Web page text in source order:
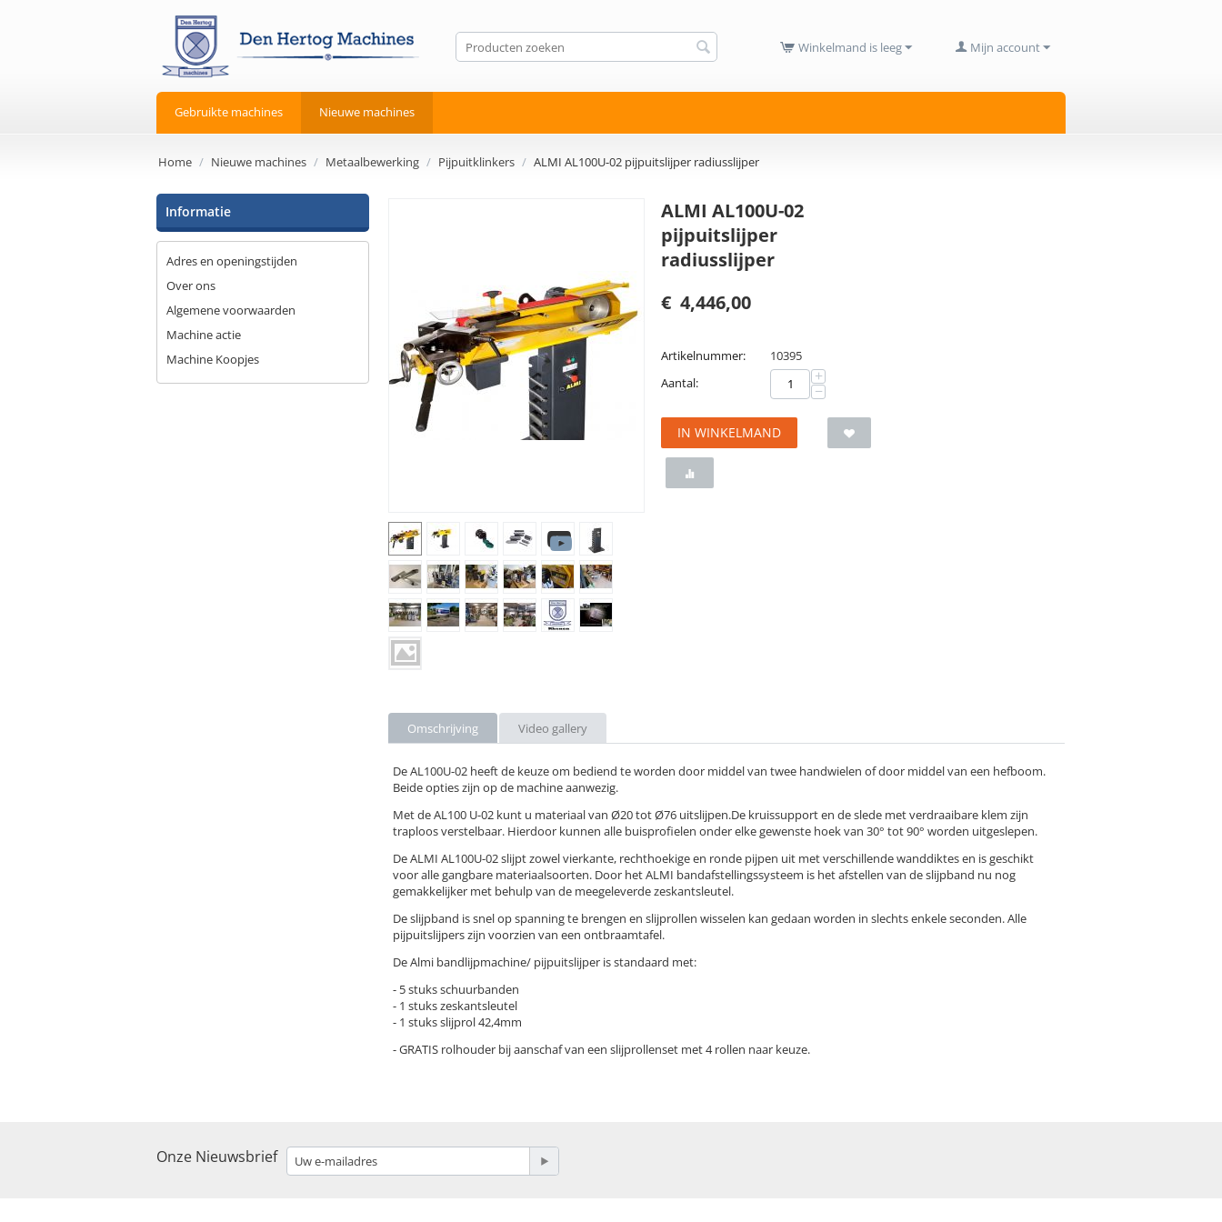
Mijn account
Winkelmand is leeg
Gebruikte machines Nieuwe machines
Home / Nieuwe machines / Metaalbewerking / Pijpuitklinkers / ALMI AL100U-02 pijpuitslijper radiusslijper
Informatie
Adres en openingstijden
Over ons
Algemene voorwaarden
Machine actie
Machine Koopjes
ALMI AL100U-02
pijpuitslijper
radiusslijper
€4,446,00
Artikelnummer:
10395
Aantal:
+
−
IN WINKELMAND
Omschrijving Video gallery
De AL100U-02 heeft de keuze om bediend te worden door middel van twee handwielen of door middel van een hefboom.
Beide opties zijn op de machine aanwezig.
Met de AL100 U-02 kunt u materiaal van Ø20 tot Ø76 uitslijpen.De kruissupport en de slede met verdraaibare klem zijn
traploos verstelbaar. Hierdoor kunnen alle buisprofielen onder elke gewenste hoek van 30° tot 90° worden uitgeslepen.
De ALMI AL100U-02 slijpt zowel vierkante, rechthoekige en ronde pijpen uit met verschillende wanddiktes en is geschikt
voor alle gangbare materiaalsoorten. Door het ALMI bandafstellingssysteem is het afstellen van de slijpband nu nog
gemakkelijker met behulp van de meegeleverde zeskantsleutel.
De slijpband is snel op spanning te brengen en slijprollen wisselen kan gedaan worden in slechts enkele seconden. Alle
pijpuitslijpers zijn voorzien van een ontbraamtafel.
De Almi bandlijpmachine/ pijpuitslijper is standaard met:
- 5 stuks schuurbanden
- 1 stuks zeskantsleutel
- 1 stuks slijprol 42,4mm
- GRATIS rolhouder bij aanschaf van een slijprollenset met 4 rollen naar keuze.
Onze Nieuwsbrief